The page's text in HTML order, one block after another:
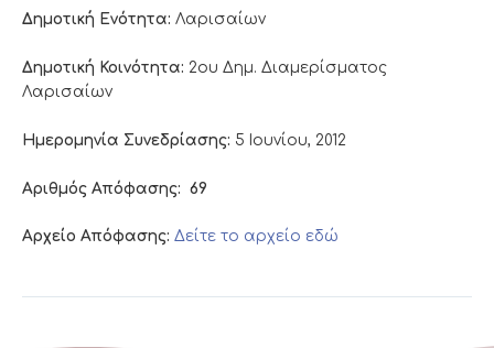
Δημοτική Ενότητα: Λαρισαίων
Δημοτική Κοινότητα: 2ου Δημ. Διαμερίσματος
Λαρισαίων
Ημερομηνία Συνεδρίασης: 5 Ιουνίου, 2012
Αριθμός Απόφασης: 69
Αρχείο Απόφασης: Δείτε το αρχείο εδώ